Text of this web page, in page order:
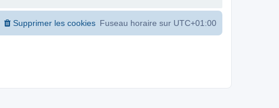
Fuseau horaire sur UTC+01:00
Supprimer les cookies